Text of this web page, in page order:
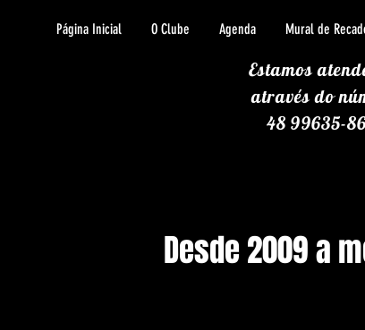
Página Inicial O Clube Agenda Mural de
Estamos
atravésdo
48 99635-
Desde 2009 a